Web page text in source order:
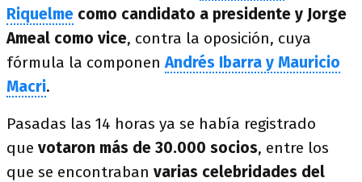
Riquelme como candidato a presidente y Jorge
Ameal como vice, contra la oposición, cuya
fórmula la componen Andrés Ibarra y Mauricio
Macri.
Pasadas las 14 horas ya se había registrado
que votaron más de 30.000 socios, entre los
que se encontraban varias celebridades del